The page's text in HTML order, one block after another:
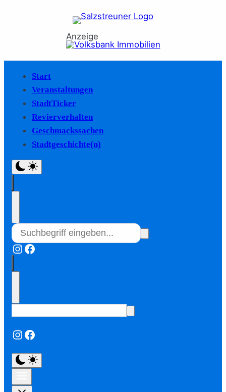
Anzeige
Start
Veranstaltungen
StadtTicker
Revierverhalten
Geschmackssachen
Stadtgeschichte(n)
Instagram
Facebook
Instagram
Facebook